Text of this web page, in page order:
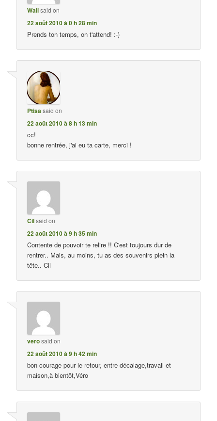
Walisaid on
22 août 2010 à 0 h 28 min
Prends ton temps, on t'attend! :-)
Ptisa said on
22 août 2010 à 8 h 13 min
cc!
bonne rentrée, j'ai eu ta carte, merci !
Cilsaid on
22 août 2010 à 9 h 35 min
Contente de pouvoir te relire !! C'est toujours dur de
rentrer.. Mais, au moins, tu as des souvenirs plein la
tête.. Cil
verosaid on
22 août 2010 à 9 h 42 min
bon courage pour le retour, entre décalage,travail et
maison,à bientôt,Véro